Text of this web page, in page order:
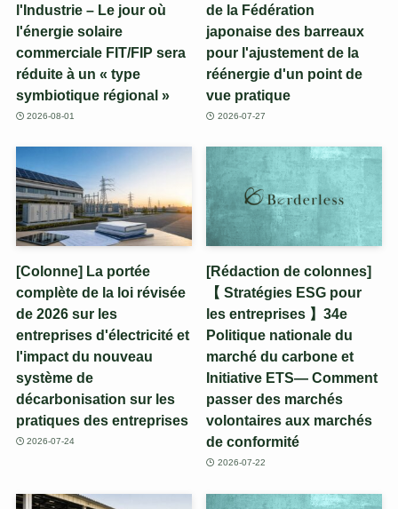
l'Industrie – Le jour où
l'énergie solaire
commerciale FIT/FIP sera
réduite à un « type
symbiotique régional »
2026-08-01
de la Fédération
japonaise des barreaux
pour l'ajustement de la
réénergie d'un point de
vue pratique
2026-07-27
[Colonne] La portée
complète de la loi révisée
de 2026 sur les
entreprises d'électricité et
l'impact du nouveau
système de
décarbonisation sur les
pratiques des entreprises
2026-07-24
[Rédaction de colonnes]
【 Stratégies ESG pour
les entreprises 】34e
Politique nationale du
marché du carbone et
Initiative ETS— Comment
passer des marchés
volontaires aux marchés
de conformité
2026-07-22